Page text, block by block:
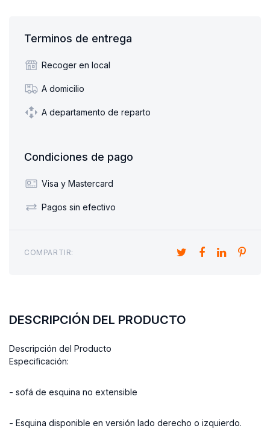
Terminos de entrega
Recoger en local
A domicilio
A departamento de reparto
Condiciones de pago
Visa y Mastercard
Pagos sin efectivo
COMPARTIR:
DESCRIPCIÓN DEL PRODUCTO
Descripción del Producto
Especificación:
- sofá de esquina no extensible
- Esquina disponible en versión lado derecho o izquierdo.